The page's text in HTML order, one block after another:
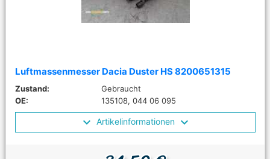
Luftmassenmesser Dacia Duster HS 8200651315
Zustand:
Gebraucht
OE:
135108, 044 06 095
Artikelinformationen